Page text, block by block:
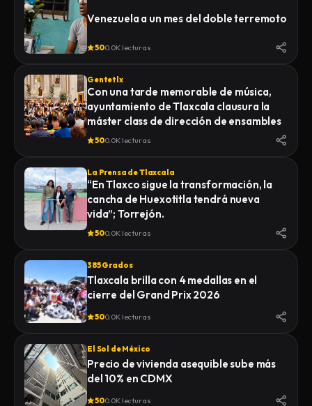
Venezuela a un mes del doble terremoto
500.0K lecturas
Gentetlx
Con una tarde memorable de música,
ayuntamiento de Tlaxcala clausura la
máster class de dirección de ensambles
500.0K lecturas
La Prensa de Tlaxcala
“En Tlaxco sigue la transformación, la
cancha de Huexotitla tendrá nueva
vida”; Torrejón.
500.0K lecturas
385 Grados
Tlaxcala brilla con 4 medallas en el
cierre del Grand Prix 2026
500.0K lecturas
El Sol de México
Precio de vivienda asequible sube más
del 10% en CDMX
500.0K lecturas